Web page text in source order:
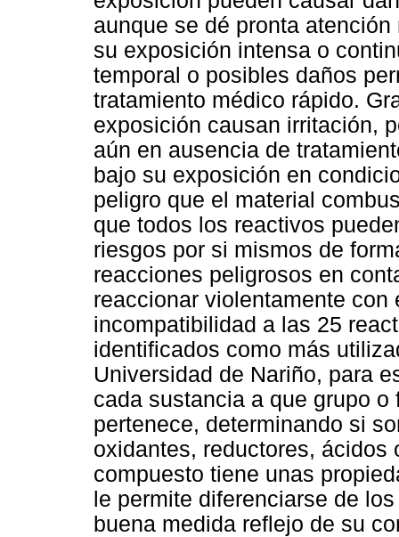
aunque se dé pronta
su exposición intensa o
temporal o posibles daños
tratamiento médico rápido.
exposición causan irritación,
aún en ausencia de
bajo su exposición en
peligro que el material
que todos los reactivos
riesgos por si mismos de
reacciones peligrosos en
reaccionar violentamente
incompatibilidad a las 25
identificados como más
Universidad de Nariño, para
cada sustancia a que grupo
pertenece, determinando si
oxidantes, reductores, ácidos
compuesto tiene unas
le permite diferenciarse de
buena medida reflejo de su